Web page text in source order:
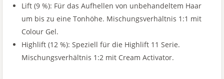
Lift (9 %): Für das Aufhellen von unbehandeltem Haar
um bis zu eine Tonhöhe. Mischungsverhältnis 1:1 mit
Colour Gel.
Highlift (12 %): Speziell für die Highlift 11 Serie.
Mischungsverhältnis 1:2 mit Cream Activator.